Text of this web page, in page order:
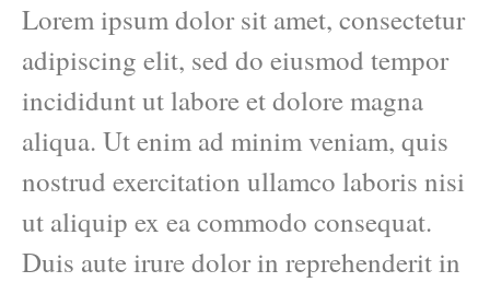
Lorem ipsum dolor sit amet, consectetur
adipiscing elit, sed do eiusmod tempor
incididunt ut labore et dolore magna
aliqua. Ut enim ad minim veniam, quis
nostrud exercitation ullamco laboris nisi
ut aliquip ex ea commodo consequat.
Duis aute irure dolor in reprehenderit in